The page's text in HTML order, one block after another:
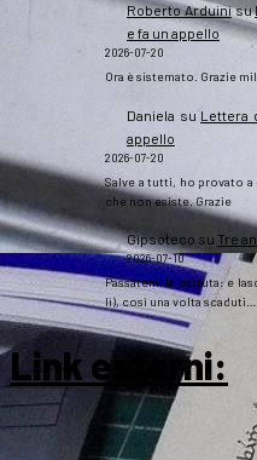
Roberto Arduinisu
e fa un appello
2026-07-20
Ora è sistemato. Grazie
Daniela su Lettera
appello
2026-07-20
Salve a tutti, ho provato
che non esiste. Grazie
Gipsoteco su Tre
2026-07-10
Passatemi la battuta: e
lì), così una volta scaduti…
Link esterni: